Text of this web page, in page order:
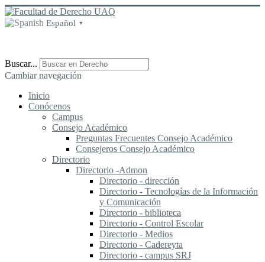
Español ▼
Buscar...
Cambiar navegación
Inicio
Conócenos
Campus
Consejo Académico
Preguntas Frecuentes Consejo Académico
Consejeros Consejo Académico
Directorio
Directorio -Admon
Directorio - dirección
Directorio - Tecnologías de la Información
y Comunicación
Directorio - biblioteca
Directorio - Control Escolar
Directorio - Medios
Directorio - Cadereyta
Directorio - campus SRJ